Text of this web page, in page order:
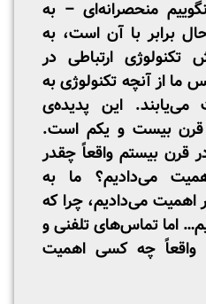
منحصرانه‌ای – به
برابر با آن است، به
تکنولوژی ارتباطی در
ما از آنچه تکنولوژی به
می‌یابند. این پدیده‌ی
قرن بیست و یکم است.
قرن بیستم واقعاً چقدر
می‌دادیم؟ ما به
اهمیت می‌دادیم، چرا که
اما تماس‌های تلفنی و
واقعاً چه کسی اهمیت